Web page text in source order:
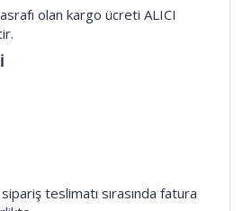
olan kargo ücreti ALICI
teslimatı sırasında fatura